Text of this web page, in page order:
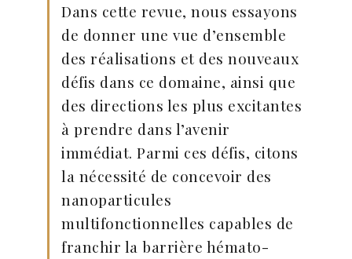
Dans cette revue, nous essayons
de donner une vue d’ensemble
des réalisations et des nouveaux
défis dans ce domaine, ainsi que
des directions les plus excitantes
à prendre dans l’avenir
immédiat. Parmi ces défis, citons
la nécessité de concevoir des
nanoparticules
multifonctionnelles capables de
franchir la barrière hémato-